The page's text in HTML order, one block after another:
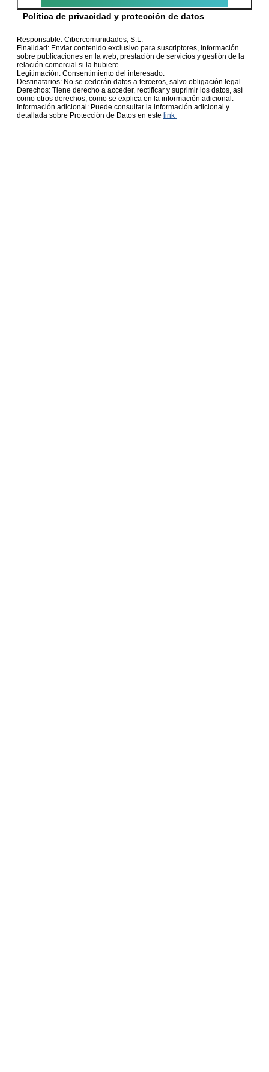
Política de privacidad y protección de datos
Responsable: Cibercomunidades, S.L.
Finalidad: Enviar contenido exclusivo para suscriptores, información
sobre publicaciones en la web, prestación de servicios y gestión de la
relación comercial si la hubiere.
Legitimación: Consentimiento del interesado.
Destinatarios: No se cederán datos a terceros, salvo obligación legal.
Derechos: Tiene derecho a acceder, rectificar y suprimir los datos, así
como otros derechos, como se explica en la información adicional.
Información adicional: Puede consultar la información adicional y
detallada sobre Protección de Datos en este link